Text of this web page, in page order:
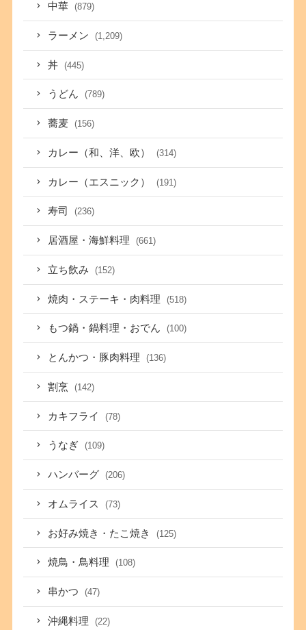
中華 (879)
ラーメン (1,209)
丼 (445)
うどん (789)
蕎麦 (156)
カレー（和、洋、欧） (314)
カレー（エスニック） (191)
寿司 (236)
居酒屋・海鮮料理 (661)
立ち飲み (152)
焼肉・ステーキ・肉料理 (518)
もつ鍋・鍋料理・おでん (100)
とんかつ・豚肉料理 (136)
割烹 (142)
カキフライ (78)
うなぎ (109)
ハンバーグ (206)
オムライス (73)
お好み焼き・たこ焼き (125)
焼鳥・鳥料理 (108)
串かつ (47)
沖縄料理 (22)